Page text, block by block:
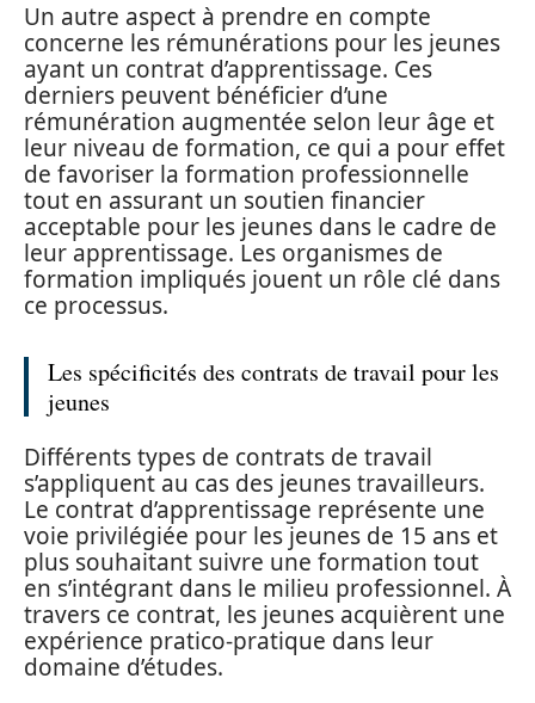
Un autre aspect à prendre en compte
concerne les rémunérations pour les jeunes
ayant un contrat d’apprentissage. Ces
derniers peuvent bénéficier d’une
rémunération augmentée selon leur âge et
leur niveau de formation, ce qui a pour effet
de favoriser la formation professionnelle
tout en assurant un soutien financier
acceptable pour les jeunes dans le cadre de
leur apprentissage. Les organismes de
formation impliqués jouent un rôle clé dans
ce processus.
Les spécificités des contrats de travail pour les
jeunes
Différents types de contrats de travail
s’appliquent au cas des jeunes travailleurs.
Le contrat d’apprentissage représente une
voie privilégiée pour les jeunes de 15 ans et
plus souhaitant suivre une formation tout
en s’intégrant dans le milieu professionnel. À
travers ce contrat, les jeunes acquièrent une
expérience pratico-pratique dans leur
domaine d’études.